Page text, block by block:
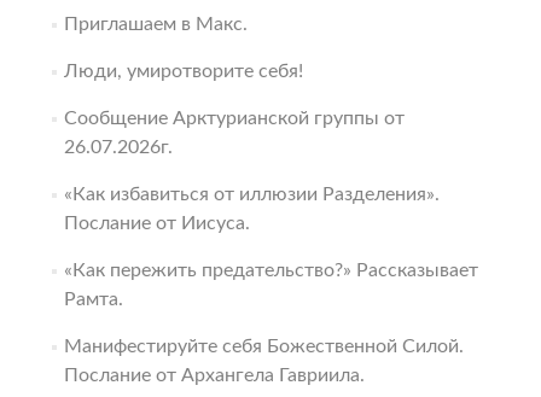
Приглашаем в Макс.
Люди, умиротворите себя!
Сообщение Арктурианской группы от
26.07.2026г.
«Как избавиться от иллюзии Разделения».
Послание от Иисуса.
«Как пережить предательство?» Рассказывает
Рамта.
Манифестируйте себя Божественной Силой.
Послание от Архангела Гавриила.